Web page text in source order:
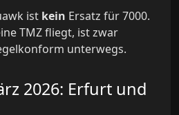
ist kein Ersatz für 7000.
TMZ fliegt, ist zwar
unterwegs.
2026: Erfurt und